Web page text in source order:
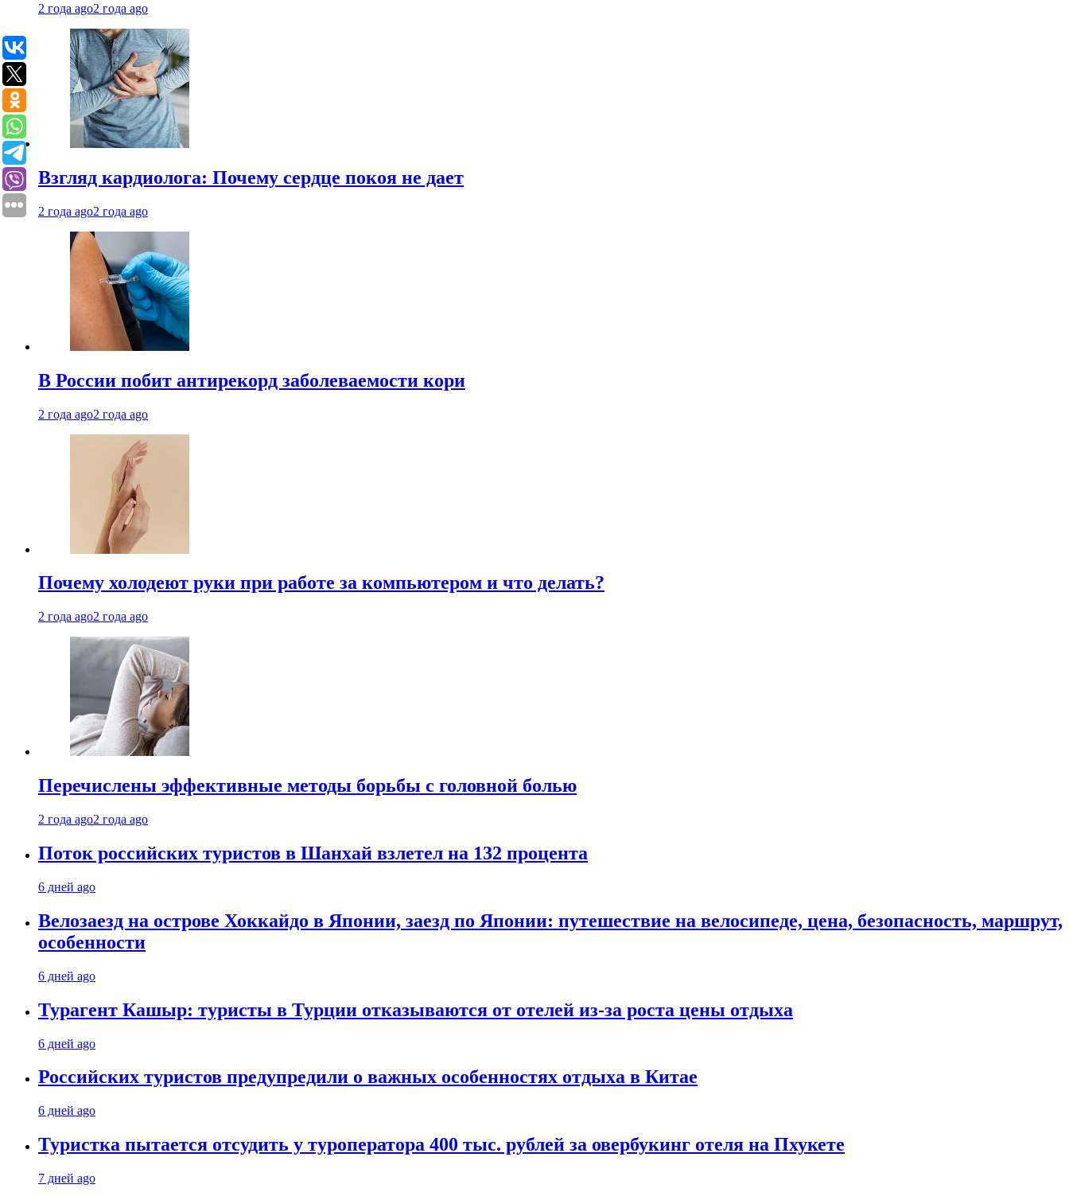
2 года ago2 года ago
Взгляд кардиолога: Почему сердце покоя не дает
2 года ago2 года ago
В России побит антирекорд заболеваемости кори
2 года ago2 года ago
Почему холодеют руки при работе за компьютером и что делать?
2 года ago2 года ago
Перечислены эффективные методы борьбы с головной болью
2 года ago2 года ago
Поток российских туристов в Шанхай взлетел на 132 процента
6 дней ago
Велозаезд на острове Хоккайдо в Японии, заезд по Японии: путешествие на велосипеде, цена, безопасность, маршрут,
особенности
6 дней ago
Турагент Кашыр: туристы в Турции отказываются от отелей из-за роста цены отдыха
6 дней ago
Российских туристов предупредили о важных особенностях отдыха в Китае
6 дней ago
Туристка пытается отсудить у туроператора 400 тыс. рублей за овербукинг отеля на Пхукете
7 дней ago